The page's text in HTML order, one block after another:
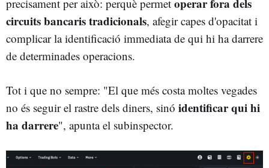
precisament per això: perquè permet operar fora dels
circuits bancaris tradicionals, afegir capes d'opacitat i
complicar la identificació immediata de qui hi ha darrere
de determinades operacions.
Tot i que no sempre: "El que més costa moltes vegades
no és seguir el rastre dels diners, sinó identificar qui hi
ha darrere", apunta el subinspector.